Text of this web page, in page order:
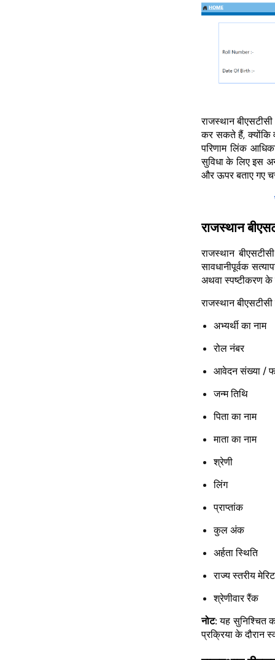
राजस्थान
कर सकते हैं, क्योंकि
परिणाम लिंक
सुविधा के लिए इस
और ऊपर बताए गए
राजस्थान
राजस्थान
सावधानीपूर्वक
अथवा स्पष्टीकरण के
राजस्थान
अभ्यर्थी का नाम
रोल नंबर
आवेदन संख्या /
जन्म तिथि
पिता का नाम
माता का नाम
श्रेणी
लिंग
प्राप्तांक
कुल अंक
अर्हता स्थिति
राज्य स्तरीय
श्रेणीवार रैंक
नोट:यह सुनिश्चित
प्रक्रिया के दौरान